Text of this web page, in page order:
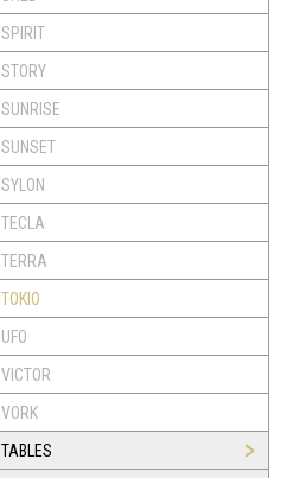
SPIRIT
STORY
SUNRISE
SUNSET
SYLON
TECLA
TERRA
TOKIO
UFO
VICTOR
VORK
TABLES